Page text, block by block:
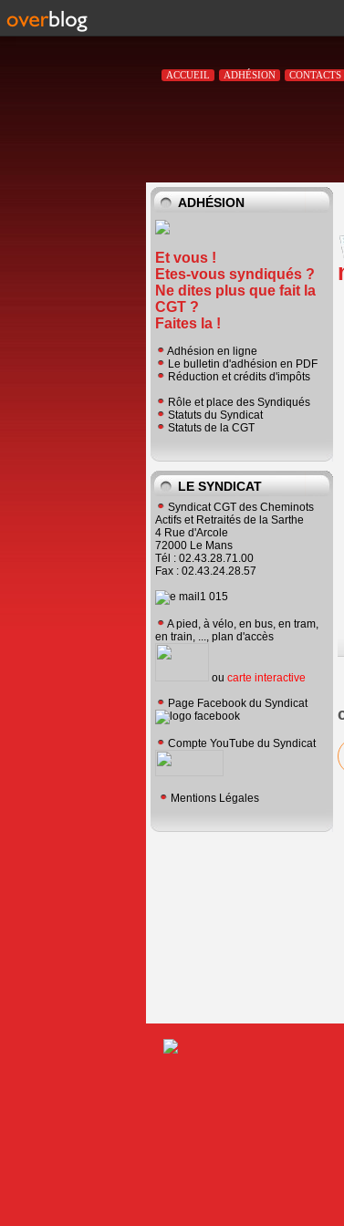
ACCUEIL ADHÉSION CONTACTS
ADHÉSION
Et vous !
Etes-vous syndiqués ?
Ne dites plus que fait la
CGT ?
Faites la !
Adhésion en ligne
Le bulletin d'adhésion en PDF
Réduction et crédits d'impôts
Rôle et place des Syndiqués
Statuts du Syndicat
Statuts de la CGT
LE SYNDICAT
Syndicat CGT des Cheminots
Actifs et Retraités de la Sarthe
4 Rue d'Arcole
72000 Le Mans
Tél : 02.43.28.71.00
Fax : 02.43.24.28.57
A pied, à vélo, en bus, en tram,
en train, ..., plan d'accès
ou carte interactive
Page Facebook du Syndicat
Compte YouTube du Syndicat
Mentions Légales